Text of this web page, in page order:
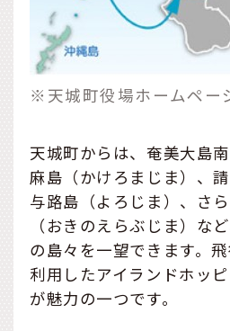
※天城町役場ホームペー
天城町からは、奄美大島
麻島（かけろまじま）、請
与路島（よろじま）、さ
（おきのえらぶじま）な
の島々を一望できます。
利用したアイランドホッ
が魅力の一つです。